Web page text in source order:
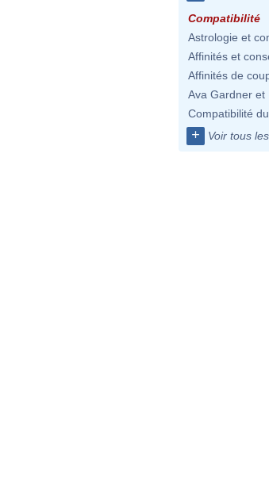
Compatibilité
Astrologie et
Affinités et
Affinités de
Ava Gardner et
Compatibilité
+ Voir tous